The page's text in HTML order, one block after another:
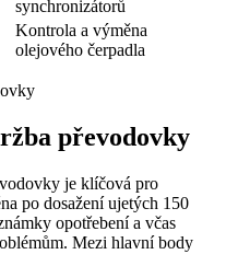
synchronizátorů
Kontrola a výměna
olejového čerpadla
převodovky
je klíčová pro
po dosažení ujetých 150
opotřebení a včas
Mezi hlavní body